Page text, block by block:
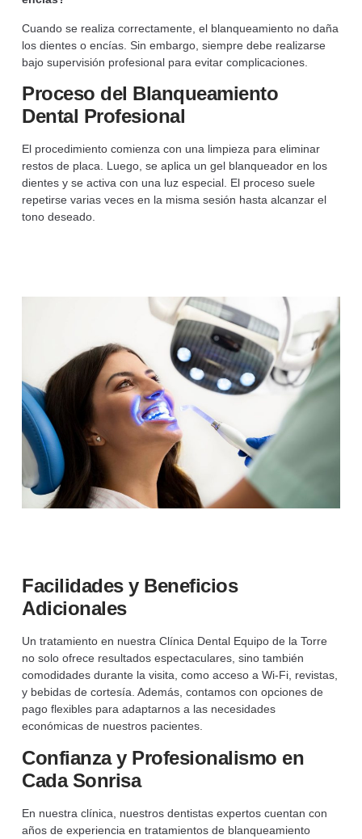
Cuando se realiza correctamente, el blanqueamiento no daña
los dientes o encías. Sin embargo, siempre debe realizarse
bajo supervisión profesional para evitar complicaciones.
Proceso del Blanqueamiento
Dental Profesional
El procedimiento comienza con una limpieza para eliminar
restos de placa. Luego, se aplica un gel blanqueador en los
dientes y se activa con una luz especial. El proceso suele
repetirse varias veces en la misma sesión hasta alcanzar el
tono deseado.
Facilidades y Beneficios
Adicionales
Un tratamiento en nuestra Clínica Dental Equipo de la Torre
no solo ofrece resultados espectaculares, sino también
comodidades durante la visita, como acceso a Wi-Fi, revistas,
y bebidas de cortesía. Además, contamos con opciones de
pago flexibles para adaptarnos a las necesidades
económicas de nuestros pacientes.
Confianza y Profesionalismo en
Cada Sonrisa
En nuestra clínica, nuestros dentistas expertos cuentan con
años de experiencia en tratamientos de blanqueamiento